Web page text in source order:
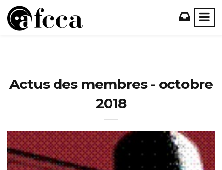
Actus des membres - octobre
2018